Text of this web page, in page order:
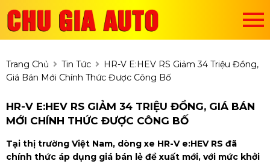
Trang Chủ Tin Tức
HR-V E:HEV RS Giảm 34 Triệu Đồng,
Giá Bán Mới Chính Thức Được Công Bố
HR-V E:HEV RS GIẢM 34 TRIỆU ĐỒNG, GIÁ BÁN
MỚI CHÍNH THỨC ĐƯỢC CÔNG BỐ
Tại thị trường Việt Nam, dòng xe HR-V e:HEV RS đã
chính thức áp dụng giá bán lẻ đề xuất mới, với mức khởi